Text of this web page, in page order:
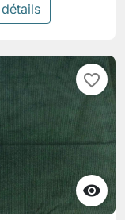

favorite_border